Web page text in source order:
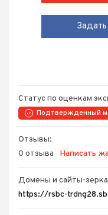
Статус по оценкам
Подтвержденный
Отзывы:
0 отзыва
Написать
Домены и сайты-
https://rsbc-